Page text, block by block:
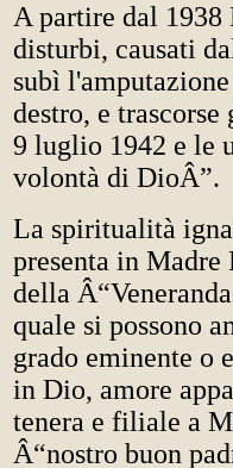
A partire dal
disturbi, causati
subì
destro, e
9 luglio 1942 e le
volontà di DioÂ”.
La spiritualità
presenta in
della
quale si possono
grado eminente o
in Dio, amore
tenera e filiale a
Â“nostro buon